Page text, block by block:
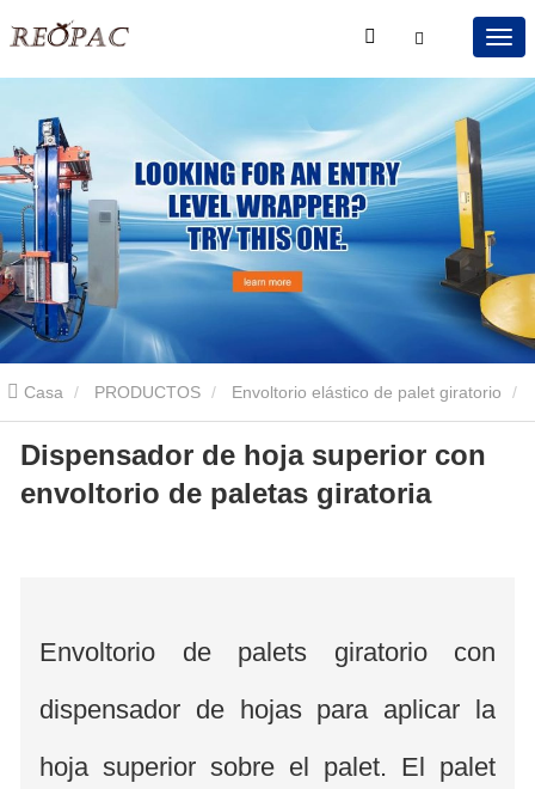
Casa PRODUCTOS Envoltorio elástico de palet giratorio
Envoltorio de palets giratorio con dispensador de hojas
Dispensador de hoja superior con envoltorio de paletas giratoria
Dispensador de hoja superior con
envoltorio de paletas giratoria
Envoltorio de palets giratorio con
dispensador de hojas para aplicar la
hoja superior sobre el palet. El palet